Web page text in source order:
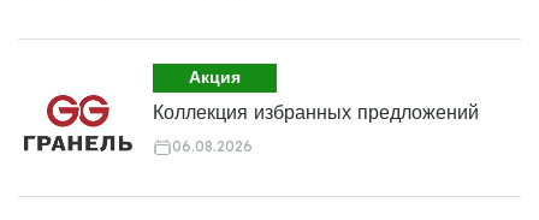
Акция
Коллекция избранных предложений
06.08.2026